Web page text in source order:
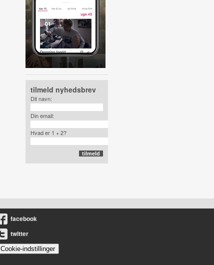
tilmeld nyhedsbrev
Dit navn:
Din email:
Hvad er 1 + 2?
facebook
twitter
Cookie-indstillinger